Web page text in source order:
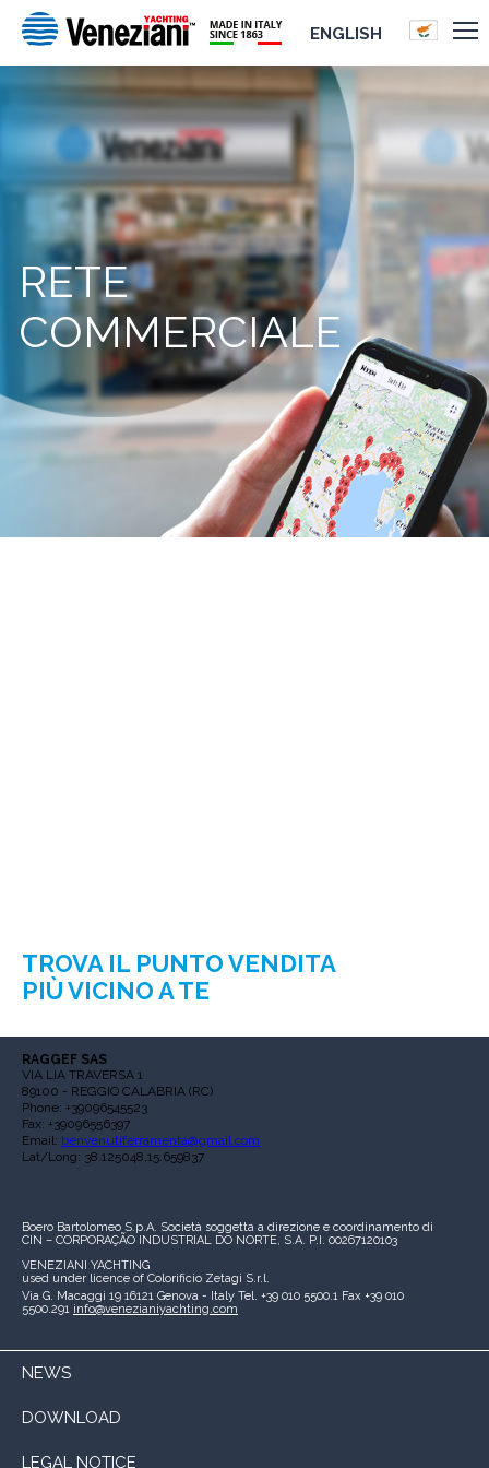
ENGLISH
RETE
COMMERCIALE
TROVA IL PUNTO VENDITA
PIÙ VICINO A TE
RAGGEF SAS
VIA LIA TRAVERSA 1
89100 - REGGIO CALABRIA (RC)
Phone: +39096545523
Fax: +39096556397
Email: benvenutiferramenta@gmail.com
Lat/Long: 38.125048,15.659837
Boero Bartolomeo S.p.A. Società soggetta a direzione e coordinamento di
CIN – CORPORAÇÃO INDUSTRIAL DO NORTE, S.A. P.I. 00267120103
VENEZIANI YACHTING
used under licence of Colorificio Zetagi S.r.l.
Via G. Macaggi 19 16121 Genova - Italy Tel. +39 010 5500.1 Fax +39 010
5500.291 info@venezianiyachting.com
NEWS
DOWNLOAD
LEGAL NOTICE